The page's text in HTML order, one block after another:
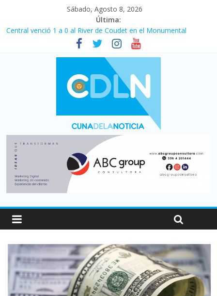
Sábado, Agosto 8, 2026
Última:
Fuerte caída de la venta de autos usados en julio: bajó un 12,6%
Central venció 1 a 0 al River de Coudet en el Monumental
La morosidad alcanzó su nivel más alto en dos décadas y ya
afecta a 400 mil deudores en Santa Fe
Desde que asumió Milei cerraron 41.000 kioscos: el sector
denuncia crisis como en 2001
Vacaciones de invierno con más movimiento y consumo
turístico: 4,6 millones de personas viajaron por el país, un 5,9%